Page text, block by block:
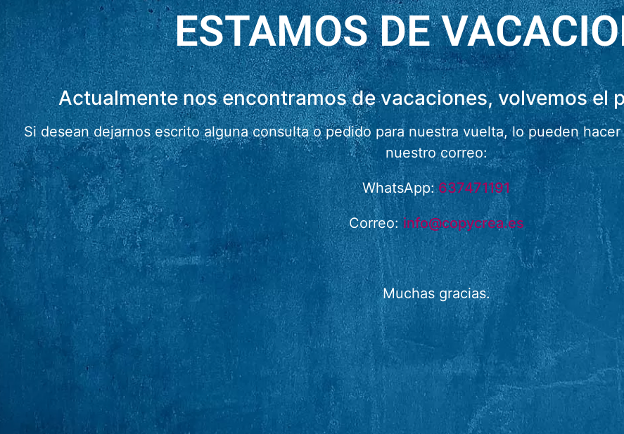
ESTAMOS DE
Actualmente nos encontramos de vacaciones, volvemos el
Si desean dejarnos escrito alguna consulta o pedido para nuestra vuelta, lo pueden
nuestro correo:
WhatsApp:637471191
Correo: info@copycrea.es
Muchas gracias.